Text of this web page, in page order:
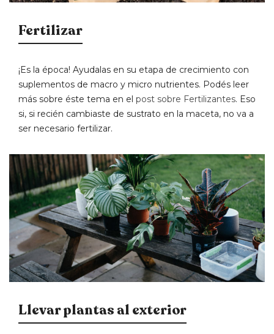
Fertilizar
¡Es la época! Ayudalas en su etapa de crecimiento con
suplementos de macro y micro nutrientes. Podés leer
más sobre éste tema en el post sobre Fertilizantes. Eso
si, si recién cambiaste de sustrato en la maceta, no va a
ser necesario fertilizar.
Llevar plantas al exterior